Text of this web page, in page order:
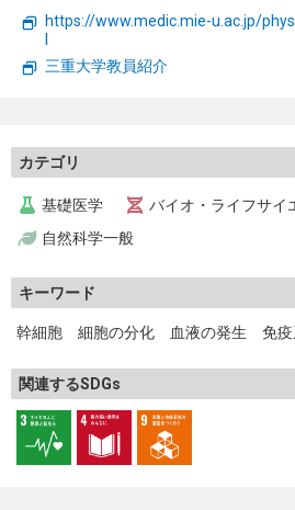
https://www.medic.mie-u.ac.jp/
三重大学教員紹介
カテゴリ
基礎医学 バイオ・ライフサイ
自然科学一般
キーワード
幹細胞 細胞の分化 血液の発生 免疫
関連するSDGs
土木・建築・防災
生物・生態